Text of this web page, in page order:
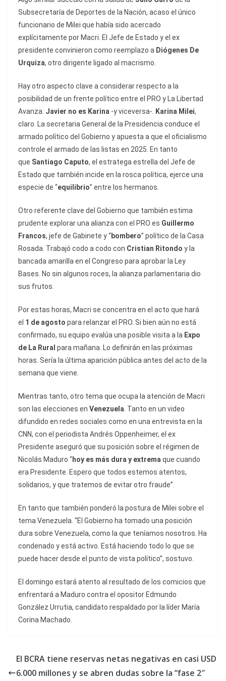
Subsecretaría de Deportes de la Nación, acaso el único
funcionario de Milei que había sido acercado
explícitamente por Macri. El Jefe de Estado y el ex
presidente convinieron como reemplazo a Diógenes De
Urquiza, otro dirigente ligado al macrismo.
Hay otro aspecto clave a considerar respecto a la
posibilidad de un frente político entre el PRO y La Libertad
Avanza: Javier no es Karina -y viceversa-. Karina Milei,
claro. La secretaria General de la Presidencia conduce el
armado político del Gobierno y apuesta a que el oficialismo
controle el armado de las listas en 2025. En tanto
que Santiago Caputo, el estratega estrella del Jefe de
Estado que también incide en la rosca política, ejerce una
especie de “equilibrio” entre los hermanos.
Otro referente clave del Gobierno que también estima
prudente explorar una alianza con el PRO es Guillermo
Francos, jefe de Gabinete y “bombero” político de la Casa
Rosada. Trabajó codo a codo con Cristian Ritondo y la
bancada amarilla en el Congreso para aprobar la Ley
Bases. No sin algunos roces, la alianza parlamentaria dio
sus frutos.
Por estas horas, Macri se concentra en el acto que hará
el 1 de agosto para relanzar el PRO. Si bien aún no está
confirmado, su equipo evalúa una posible visita a la Expo
de La Rural para mañana. Lo definirán en las próximas
horas. Sería la última aparición pública antes del acto de la
semana que viene.
Mientras tanto, otro tema que ocupa la atención de Macri
son las elecciones en Venezuela. Tanto en un video
difundido en redes sociales como en una entrevista en la
CNN, con el periodista Andrés Oppenheimer, el ex
Presidente aseguró que su posición sobre el régimen de
Nicolás Maduro “hoy es más dura y extremaque cuando
era Presidente. Espero que todos estemos atentos,
solidarios, y que tratemos de evitar otro fraude”.
En tanto que también ponderó la postura de Milei sobre el
tema Venezuela. “El Gobierno ha tomado una posición
dura sobre Venezuela, como la que teníamos nosotros. Ha
condenado y está activo. Está haciendo todo lo que se
puede hacer desde el punto de vista político”, sostuvo.
El domingo estará atento al resultado de los comicios que
enfrentará a Maduro contra el opositor Edmundo
González Urrutia, candidato respaldado por la líder María
Corina Machado.
El BCRA tiene reservas netas negativas en casi USD
6.000 millones y se abren dudas sobre la “fase 2″